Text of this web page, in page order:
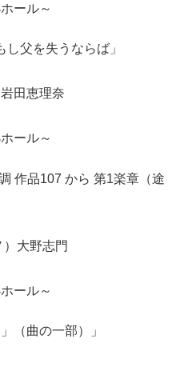
ール～
し父を失うならば」
田恵理奈
ール～
作品107 から 第1楽章（途
）大野志門
ール～
（曲の一部）」